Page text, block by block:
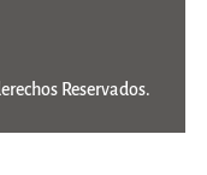
Reservados.